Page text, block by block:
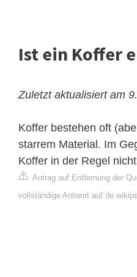
Ist ein Koffer
Zuletzt aktualisiert am
Koffer bestehen oft
starrem Material. Im
Koffer in der Regel
Antrag auf Entfernung der
vollständige Antwort auf